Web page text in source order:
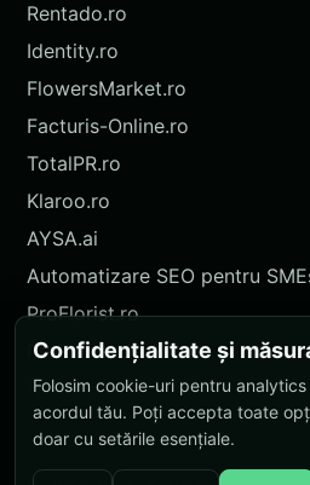
Rentado.ro
Identity.ro
FlowersMarket.ro
Facturis-Online.ro
TotalPR.ro
Klaroo.ro
AYSA.ai
Automatizare SEO pentru
ProFlorist.ro
ProFlorist.de
Nokidu.ro
Confidențialitate și
Folosim cookie-uri pentru
acordul tău. Poți accepta toate
doar cu setările esențiale.